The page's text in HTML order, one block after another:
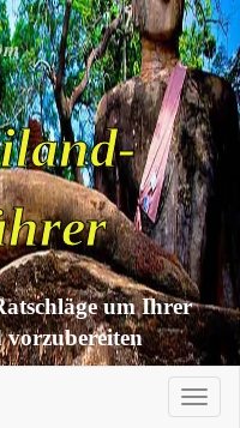
um Ihrer
vorzubereiten